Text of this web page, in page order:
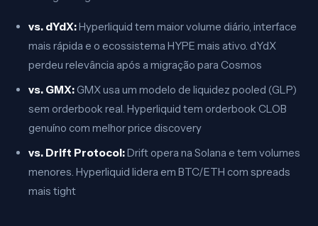
vs. dYdX:Hyperliquid tem maior volume diário, interface
mais rápida e o ecossistema HYPE mais ativo. dYdX
perdeu relevância após a migração para Cosmos
vs. GMX:GMX usa um modelo de liquidez pooled (GLP)
sem orderbook real. Hyperliquid tem orderbook CLOB
genuíno com melhor price discovery
vs. Drift Protocol:Drift opera na Solana e tem volumes
menores. Hyperliquid lidera em BTC/ETH com spreads
mais tight